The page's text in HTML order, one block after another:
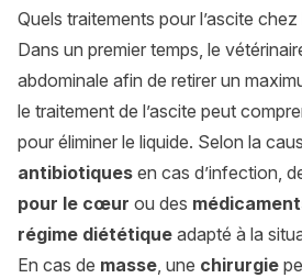
Quels traitements pour l’ascite chez
Dans un premier temps, le
abdominale afin de retirer un
le traitement de l’ascite peut
pour éliminer le liquide. Selon la
antibiotiques en cas d’infection,
pour le cœur ou des
régime diététique adapté à la
En cas de masse, une chirurgie